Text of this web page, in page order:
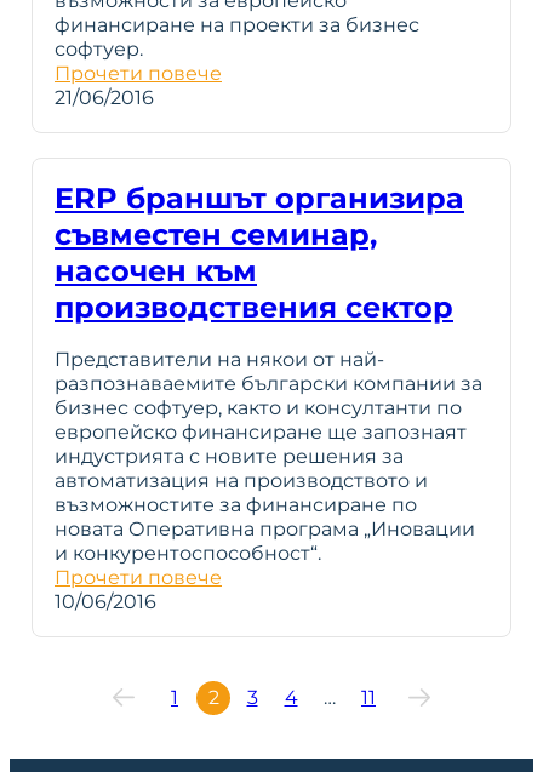
финансиране на проекти за бизнес
софтуер.
Прочети повече
21/06/2016
ERP браншът организира
съвместен семинар,
насочен към
производствения сектор
Представители на някои от най-
разпознаваемите български компании за
бизнес софтуер, както и консултанти по
европейско финансиране ще запознаят
индустрията с новите решения за
автоматизация на производството и
възможностите за финансиране по
новата Оперативна програма „Иновации
и конкурентоспособност“.
Прочети повече
10/06/2016
1 2 3 4 … 11